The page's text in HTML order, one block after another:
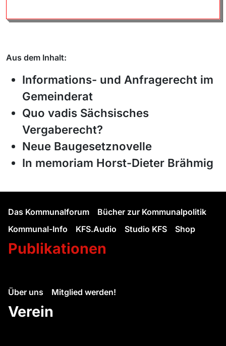
Aus dem Inhalt:
Informations- und Anfragerecht im
Gemeinderat
Quo vadis Sächsisches
Vergaberecht?
Neue Baugesetznovelle
In memoriam Horst-Dieter Brähmig
Das Kommunalforum
Bücher zur Kommunalpolitik
Kommunal-Info
KFS.Audio Studio KFS Shop
Publikationen
Über uns Mitglied werden!
Verein